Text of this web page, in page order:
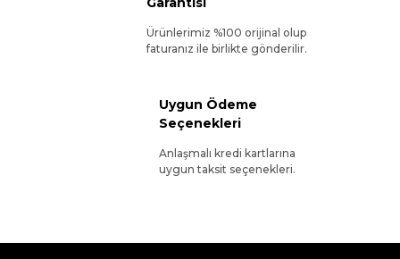
Ürünlerimiz %100 orijinal olup
faturanız ile birlikte gönderilir.
Uygun Ödeme
Seçenekleri
Anlaşmalı kredi kartlarına
uygun taksit seçenekleri.